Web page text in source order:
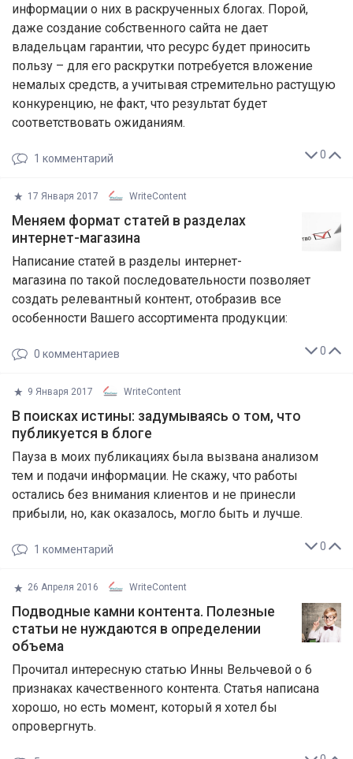
информации о них в раскрученных блогах. Порой,
даже создание собственного сайта не дает
владельцам гарантии, что ресурс будет приносить
пользу – для его раскрутки потребуется вложение
немалых средств, а учитывая стремительно растущую
конкуренцию, не факт, что результат будет
соответствовать ожиданиям.
0
1 комментарий
17 Января 2017 WriteContent
Меняем формат статей в разделах
интернет-магазина
Написание статей в разделы интернет-
магазина по такой последовательности позволяет
создать релевантный контент, отобразив все
особенности Вашего ассортимента продукции:
0
0 комментариев
9 Января 2017 WriteContent
​В поисках истины: задумываясь о том, что
публикуется в блоге
Пауза в моих публикациях была вызвана анализом
тем и подачи информации. Не скажу, что работы
остались без внимания клиентов и не принесли
прибыли, но, как оказалось, могло быть и лучше.
0
1 комментарий
26 Апреля 2016 WriteContent
Подводные камни контента. Полезные
статьи не нуждаются в определении
объема
Прочитал интересную статью Инны Вельчевой о 6
признаках качественного контента. Статья написана
хорошо, но есть момент, который я хотел бы
опровергнуть.